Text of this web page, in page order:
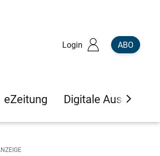
Login ABO
eZeitung Digitale Ausgaben